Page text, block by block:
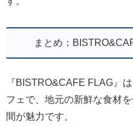
まとめ：
『BISTRO&CAFE FLAG』
フェで、地元の新鮮な食材
間が魅力です。